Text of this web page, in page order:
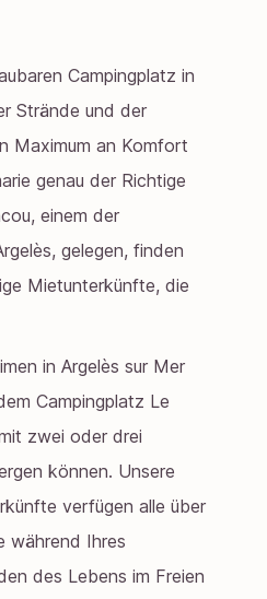
Campingplatz in
Strände und der
Maximum an Komfort
genau der Richtige
einem der
gelegen, finden
Mietunterkünfte, die
in Argelès sur Mer
Campingplatz Le
zwei oder drei
können. Unsere
verfügen alle über
während Ihres
des Lebens im Freien